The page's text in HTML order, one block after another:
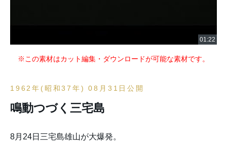
※この素材はカット編集・ダウンロードが可能な素材です。
1962年(昭和37年) 08月31日公開
鳴動つづく三宅島
8月24日三宅島雄山が大爆発。